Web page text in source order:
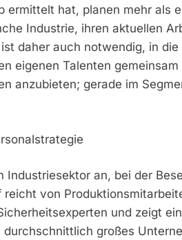
ermittelt hat, planen mehr als
Industrie, ihren aktuellen
daher auch notwendig, in
eigenen Talenten
anzubieten; gerade im
an, bei der
von
und zeigt
großes